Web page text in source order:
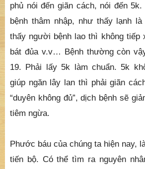
phủ nói đến giãn cách, nói đến
bệnh thâm nhập, như thấy lạnh
thấy người bệnh lao thì không tiếp
bát đủa v.v… Bệnh thường còn
19. Phải lấy 5k làm chuẩn. 5k
giúp ngăn lây lan thì phải giãn
“duyên không đủ”, dịch bệnh sẽ
tiêm ngừa.
Phước báu của chúng ta hiện nay,
tiến bộ. Có thể tìm ra nguyên